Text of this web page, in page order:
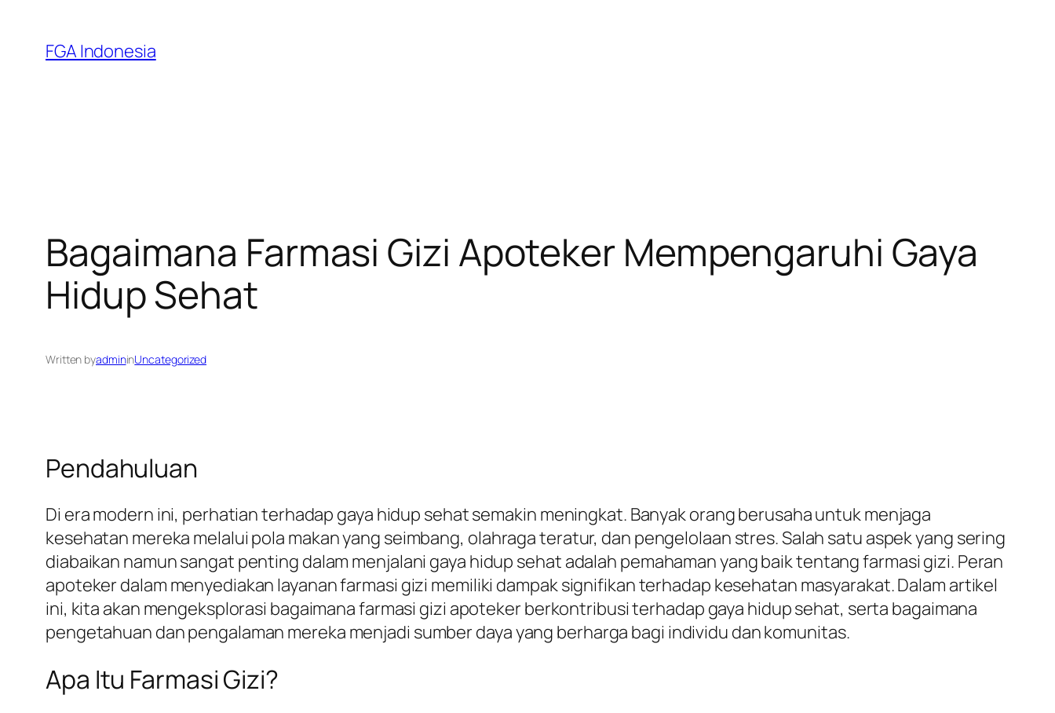
content
FGA Indonesia
Bagaimana Farmasi Gizi Apoteker Mempengaruhi Gaya
Hidup Sehat
Written byadmininUncategorized
Pendahuluan
Di era modern ini, perhatian terhadap gaya hidup sehat semakin meningkat. Banyak orang berusaha untuk menjaga
kesehatan mereka melalui pola makan yang seimbang, olahraga teratur, dan pengelolaan stres. Salah satu aspek yang sering
diabaikan namun sangat penting dalam menjalani gaya hidup sehat adalah pemahaman yang baik tentang farmasi gizi. Peran
apoteker dalam menyediakan layanan farmasi gizi memiliki dampak signifikan terhadap kesehatan masyarakat. Dalam artikel
ini, kita akan mengeksplorasi bagaimana farmasi gizi apoteker berkontribusi terhadap gaya hidup sehat, serta bagaimana
pengetahuan dan pengalaman mereka menjadi sumber daya yang berharga bagi individu dan komunitas.
Apa Itu Farmasi Gizi?